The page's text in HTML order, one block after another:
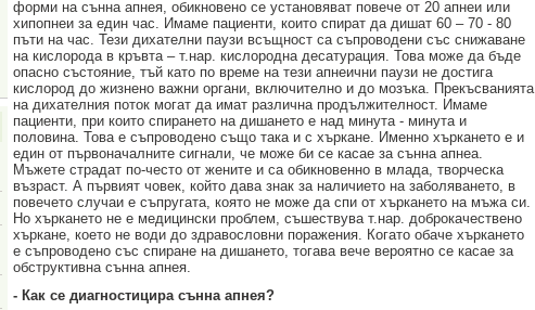
форми на сънна апнея, обикновено се установяват повече от 20 апнeи или
хипопнеи за един час. Имаме пациенти, които спират да дишат 60 – 70 - 80
пъти на час. Тези дихателни паузи всъщност са съпроводени със снижаване
на кислорода в кръвта – т.нар. кислородна десатурация. Това може да бъде
опасно състояние, тъй като по време на тези апнеични паузи не достига
кислород до жизнено важни органи, включително и до мозъка. Прекъсванията
на дихателния поток могат да имат различна продължителност. Имаме
пациенти, при които спирането на дишането е над минута - минута и
половина. Това е съпроводено също така и с хъркане. Именно хъркането е и
един от първоначалните сигнали, че може би се касае за сънна апнеа.
Мъжете страдат по-често от жените и са обикновенно в млада, творческа
възраст. А първият човек, който дава знак за наличието на заболяването, в
повечето случаи е съпругата, която не може да спи от хъркането на мъжа си.
Но хъркането не е медицински проблем, съшествува т.нар. доброкачествено
хъркане, което не води до здравословни поражения. Когато обаче хъркането
е съпроводено със спиране на дишането, тогава вече вероятно се касае за
обструктивна сънна апнея.
- Как се диагностицира сънна апнея?